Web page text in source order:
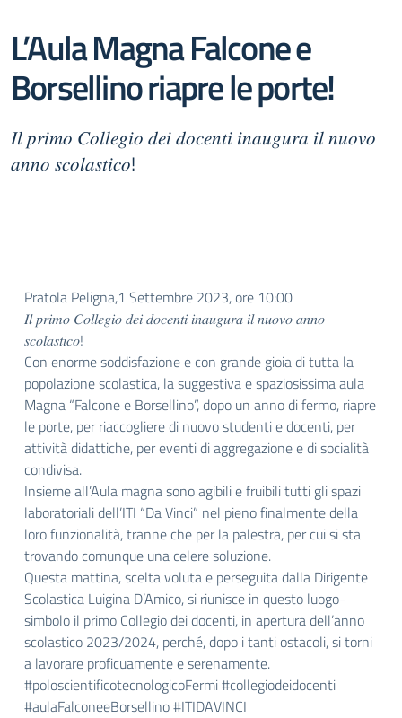
L’Aula Magna Falcone e
Borsellino riapre le porte!
𝐼𝑙 𝑝𝑟𝑖𝑚𝑜 𝐶𝑜𝑙𝑙𝑒𝑔𝑖𝑜 𝑑𝑒𝑖 𝑑𝑜𝑐𝑒𝑛𝑡𝑖 𝑖𝑛𝑎𝑢𝑔𝑢𝑟𝑎 𝑖𝑙 𝑛𝑢𝑜𝑣𝑜
𝑎𝑛𝑛𝑜 𝑠𝑐𝑜𝑙𝑎𝑠𝑡𝑖𝑐𝑜!
Pratola Peligna,1 Settembre 2023, ore 10:00
𝐼𝑙 𝑝𝑟𝑖𝑚𝑜 𝐶𝑜𝑙𝑙𝑒𝑔𝑖𝑜 𝑑𝑒𝑖 𝑑𝑜𝑐𝑒𝑛𝑡𝑖 𝑖𝑛𝑎𝑢𝑔𝑢𝑟𝑎 𝑖𝑙 𝑛𝑢𝑜𝑣𝑜 𝑎𝑛𝑛𝑜
𝑠𝑐𝑜𝑙𝑎𝑠𝑡𝑖𝑐𝑜!
Con enorme soddisfazione e con grande gioia di tutta la
popolazione scolastica, la suggestiva e spaziosissima aula
Magna “Falcone e Borsellino”, dopo un anno di fermo, riapre
le porte, per riaccogliere di nuovo studenti e docenti, per
attività didattiche, per eventi di aggregazione e di socialità
condivisa.
Insieme all’Aula magna sono agibili e fruibili tutti gli spazi
laboratoriali dell’ITI “Da Vinci” nel pieno finalmente della
loro funzionalità, tranne che per la palestra, per cui si sta
trovando comunque una celere soluzione.
Questa mattina, scelta voluta e perseguita dalla Dirigente
Scolastica Luigina D’Amico, si riunisce in questo luogo-
simbolo il primo Collegio dei docenti, in apertura dell’anno
scolastico 2023/2024, perché, dopo i tanti ostacoli, si torni
a lavorare proficuamente e serenamente.
#poloscientificotecnologicoFermi #collegiodeidocenti
#aulaFalconeeBorsellino #ITIDAVINCI